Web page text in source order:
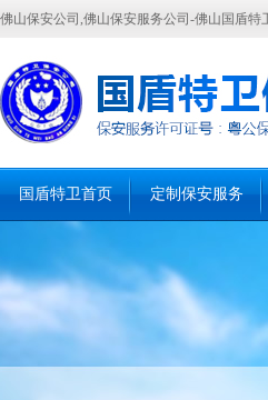
佛山保安公司,佛山保安服务公司-佛山国盾特
国盾特卫首页 定制保安服务